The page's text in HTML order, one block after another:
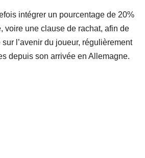
intégrer un pourcentage de 20%
voire une clause de rachat, afin de
l’avenir du joueur, régulièrement
depuis son arrivée en Allemagne.